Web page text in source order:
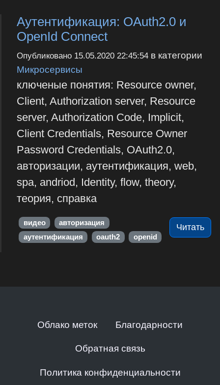
Аутентификация: OAuth2.0 и
OpenId Connect
Опубликовано 15.05.2020 22:45:54в категории
Микросервисы
ключеные понятия: Resource owner,
Client, Authorization server, Resource
server, Authorization Code, Implicit,
Client Credentials, Resource Owner
Password Credentials, OAuth2.0,
авторизации, аутентификация, web,
spa, andriod, Identity, flow, theory,
теория, справка
Читать
видео
авторизация
аутентификация
oauth2 openid
Облако меток Благодарности
Обратная связь
Политика конфиденциальности